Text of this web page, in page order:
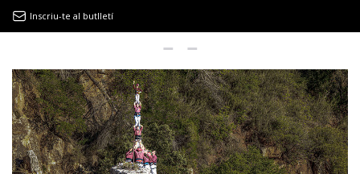
9MAGAZÍN
EL CLÀSSIC | ALBERT PLA
“LA VIDA ÉS COM LA MAR: SEMPRE BUSCA L’EQUILIBRI”
Inscriu-te al butlletí